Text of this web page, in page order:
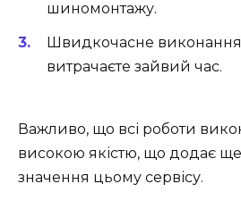
шиномонтажу.
Швидкочасне виконання
витрачаєте зайвий час.
Важливо, що всі роботи
високою якістю, що додає
значення цьому сервісу.